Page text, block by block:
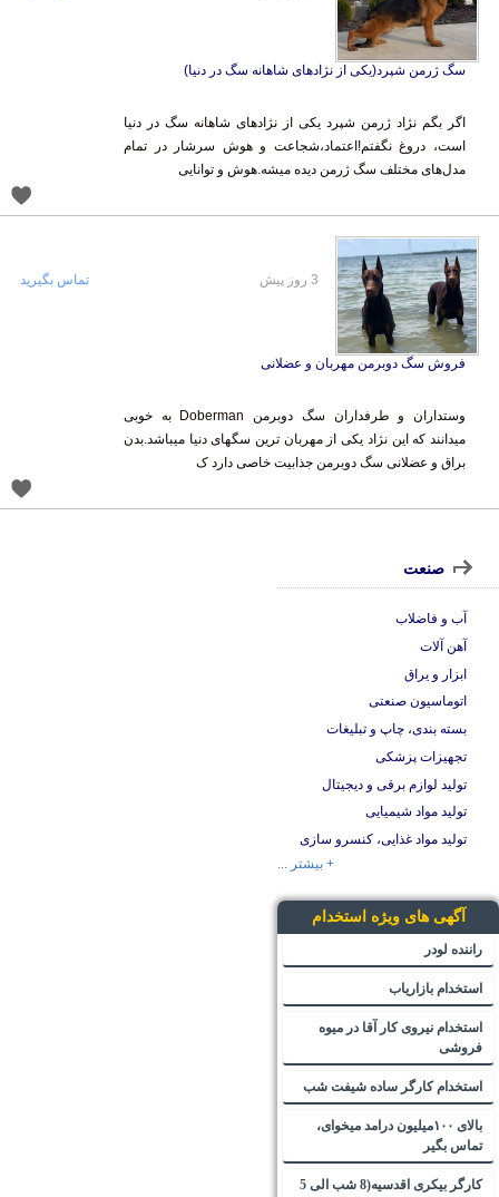
سگ ژرمن شپرد(یکی از نژادهای شاهانه سگ در دنیا)
اگر بگم نژاد ژرمن شپرد یکی از نژادهای شاهانه سگ در دنیا
است، دروغ نگفتم!اعتماد،شجاعت و هوش سرشار در تمام
مدل‌های مختلف سگ ژرمن دیده میشه.هوش و توانایی
فروش سگ دوبرمن مهربان و عضلانی
وستداران و طرفداران سگ دوبرمن Doberman به خوبی
میدانند که این نژاد یکی از مهربان ترین سگهای دنیا میباشد.بدن
براق و عضلانی سگ دوبرمن جذابیت خاصی دارد ک
3 روز پیش تماس بگیرید
صنعت
آب و فاضلاب
آهن آلات
ابزار و یراق
اتوماسیون صنعتی
بسته بندی، چاپ و تبلیغات
تجهیزات پزشکی
تولید لوازم برقی و دیجیتال
تولید مواد شیمیایی
تولید مواد غذایی، کنسرو سازی
+ بیشتر ...
آگهی های ویژه استخدام
راننده لودر
استخدام بازاریاب
استخدام نیروی کار آقا در میوه
فروشی
استخدام کارگر ساده شیفت شب
بالای ۱۰۰میلیون درامد میخوای،
تماس بگیر
کارگر بیکری اقدسیه(8 شب الی 5